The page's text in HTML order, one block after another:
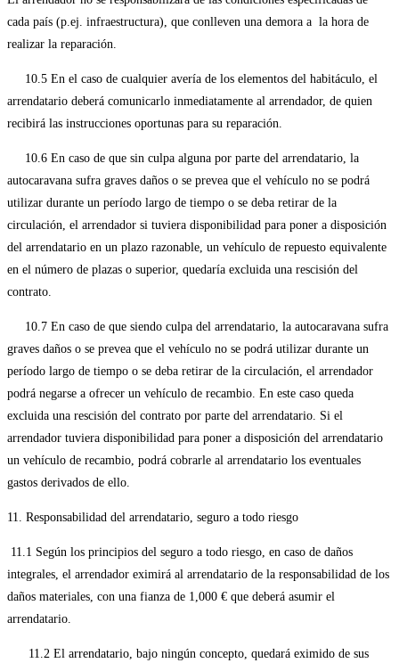
cada país (p.ej. infraestructura), que conlleven una demora a la hora de
realizar la reparación.
10.5 En el caso de cualquier avería de los elementos del habitáculo, el
arrendatario deberá comunicarlo inmediatamente al arrendador, de quien
recibirá las instrucciones oportunas para su reparación.
10.6 En caso de que sin culpa alguna por parte del arrendatario, la
autocaravana sufra graves daños o se prevea que el vehículo no se podrá
utilizar durante un período largo de tiempo o se deba retirar de la
circulación, el arrendador si tuviera disponibilidad para poner a disposición
del arrendatario en un plazo razonable, un vehículo de repuesto equivalente
en el número de plazas o superior, quedaría excluida una rescisión del
contrato.
10.7 En caso de que siendo culpa del arrendatario, la autocaravana sufra
graves daños o se prevea que el vehículo no se podrá utilizar durante un
período largo de tiempo o se deba retirar de la circulación, el arrendador
podrá negarse a ofrecer un vehículo de recambio. En este caso queda
excluida una rescisión del contrato por parte del arrendatario. Si el
arrendador tuviera disponibilidad para poner a disposición del arrendatario
un vehículo de recambio, podrá cobrarle al arrendatario los eventuales
gastos derivados de ello.
11. Responsabilidad del arrendatario, seguro a todo riesgo
11.1 Según los principios del seguro a todo riesgo, en caso de daños
integrales, el arrendador eximirá al arrendatario de la responsabilidad de los
daños materiales, con una fianza de 1,000 € que deberá asumir el
arrendatario.
11.2 El arrendatario, bajo ningún concepto, quedará eximido de sus